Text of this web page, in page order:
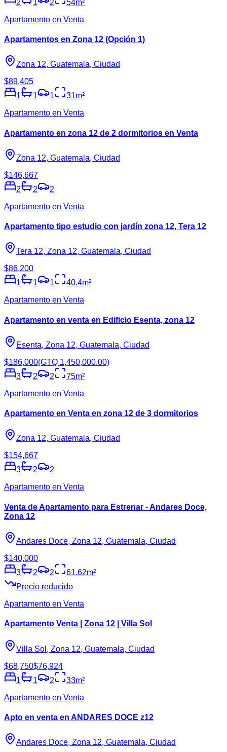
2
1 2 54m²
Apartamento en Venta
Apartamentos en Zona 12 (Opción 1)
Zona 12, Guatemala, Ciudad
$89,405
1
1 1 31m²
Apartamento en Venta
Apartamento en zona 12 de 2 dormitorios en Venta
Zona 12, Guatemala, Ciudad
$146,667
2
2
2
Apartamento en Venta
Apartamento tipo estudio con jardín zona 12, Tera 12
Tera 12, Zona 12, Guatemala, Ciudad
$86,200
1
1 1 40.4m²
Apartamento en Venta
Apartamento en venta en Edificio Esenta, zona 12
Esenta, Zona 12, Guatemala, Ciudad
$186,000(GTQ 1,450,000.00)
3
2 2 75m²
Apartamento en Venta
Apartamento en Venta en zona 12 de 3 dormitorios
Zona 12, Guatemala, Ciudad
$154,667
3
2
2
Apartamento en Venta
Venta de Apartamento para Estrenar - Andares Doce,
Zona 12
Andares Doce, Zona 12, Guatemala, Ciudad
$140,000
3
2 2 61.62m²
Precio reducido
Apartamento en Venta
Apartamento Venta | Zona 12 | Villa Sol
Villa Sol, Zona 12, Guatemala, Ciudad
$68,750$76,924
1
1 2 33m²
Apartamento en Venta
Apto en venta en ANDARES DOCE z12
Andares Doce, Zona 12, Guatemala, Ciudad